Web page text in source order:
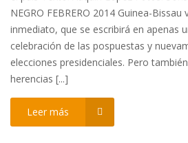
NEGRO FEBRERO 2014 Guinea-
inmediato, que se escribirá en apenas
celebración de las pospuestas y
elecciones presidenciales. Pero
herencias [...]
Leer más